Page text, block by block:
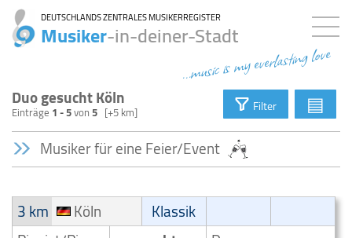
DEUTSCHLANDS ZENTRALES MUSIKERREGISTER
Musiker-in-deiner-Stadt
...music is my everlasting love
Duo gesucht Köln
Einträge 1 - 5von5 [+5 km] Filter ▤
Musiker für eine Feier/Event
3 km Köln
Klassik